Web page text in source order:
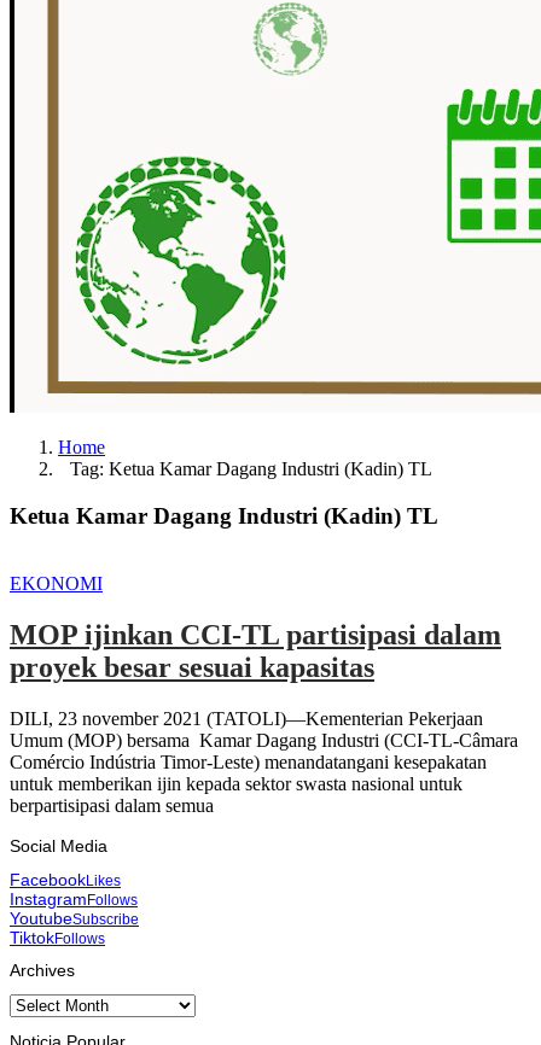
Home
Tag: Ketua Kamar Dagang Industri (Kadin) TL
Ketua Kamar Dagang Industri (Kadin) TL
EKONOMI
MOP ijinkan CCI-TL partisipasi dalam
proyek besar sesuai kapasitas
DILI, 23 november 2021 (TATOLI)—Kementerian Pekerjaan
Umum (MOP) bersama Kamar Dagang Industri (CCI-TL-Câmara
Comércio Indústria Timor-Leste) menandatangani kesepakatan
untuk memberikan ijin kepada sektor swasta nasional untuk
berpartisipasi dalam semua
Social Media
FacebookLikes
InstagramFollows
YoutubeSubscribe
TiktokFollows
Archives
Archives
Noticia Popular